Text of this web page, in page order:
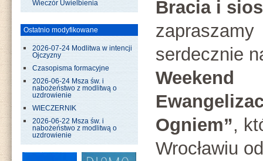
Wieczór Uwielbienia
Ostatnio modyfikowane
2026-07-24 Modlitwa w intencji
Ojczyzny
Czasopisma formacyjne
2026-06-24 Msza św. i
nabożeństwo z modlitwą o
uzdrowienie
WIECZERNIK
2026-06-22 Msza św. i
nabożeństwo z modlitwą o
uzdrowienie
Bracia i
zapraszamy
serdecznie
Weekend
Ogniem”,
Wrocławiu